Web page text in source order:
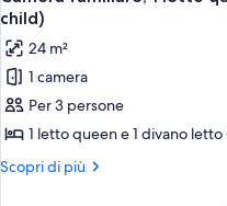
tutte
le
foto
per
Camera
familiare,
1
child)
24 m²
1 camera
Per 3 persone
1 letto queen e 1 divano letto
Scopri di più
Altri